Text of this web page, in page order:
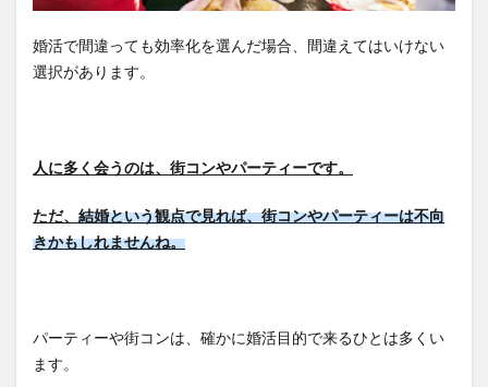
婚活で間違っても効率化を選んだ場合、間違えてはいけない
選択があります。
人に多く会うのは、街コンやパーティーです。
ただ、 結婚という観点で見れば、街コンやパーティーは不向
きかもしれませんね。
パーティーや街コンは、確かに婚活目的で来るひとは多くい
ます。